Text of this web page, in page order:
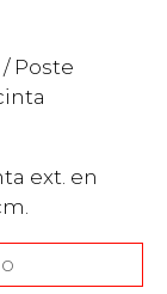
/ Poste
ext. en